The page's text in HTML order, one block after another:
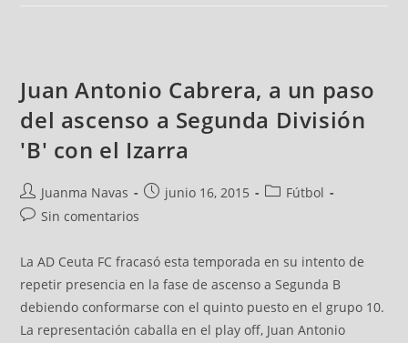
Juan Antonio Cabrera, a un paso
del ascenso a Segunda División
'B' con el Izarra
Juanma Navas junio 16, 2015
Fútbol
Sin comentarios
La AD Ceuta FC fracasó esta temporada en su intento de
repetir presencia en la fase de ascenso a Segunda B
debiendo conformarse con el quinto puesto en el grupo 10.
La representación caballa en el play off, Juan Antonio